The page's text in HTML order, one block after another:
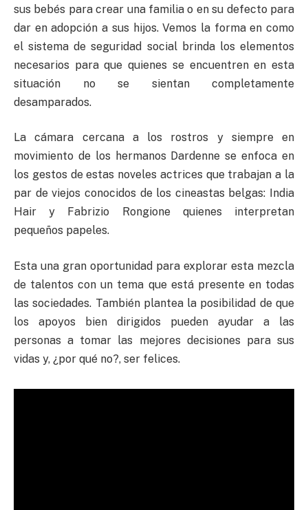
sus bebés para crear una familia o en su defecto para
dar en adopción a sus hijos. Vemos la forma en como
el sistema de seguridad social brinda los elementos
necesarios para que quienes se encuentren en esta
situación no se sientan completamente
desamparados.
La cámara cercana a los rostros y siempre en
movimiento de los hermanos Dardenne se enfoca en
los gestos de estas noveles actrices que trabajan a la
par de viejos conocidos de los cineastas belgas: India
Hair y Fabrizio Rongione quienes interpretan
pequeños papeles.
Esta una gran oportunidad para explorar esta mezcla
de talentos con un tema que está presente en todas
las sociedades. También plantea la posibilidad de que
los apoyos bien dirigidos pueden ayudar a las
personas a tomar las mejores decisiones para sus
vidas y, ¿por qué no?, ser felices.